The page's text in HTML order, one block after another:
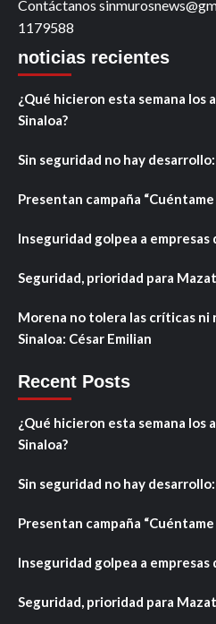
Contáctanos
1179588
noticias recientes
¿Qué hicieron esta semana los
Sinaloa?
Sin seguridad no hay
Presentan campaña
Inseguridad golpea a
Seguridad, prioridad para
Morena no tolera las críticas ni
Sinaloa: César Emilian
Recent Posts
¿Qué hicieron esta semana los
Sinaloa?
Sin seguridad no hay
Presentan campaña
Inseguridad golpea a
Seguridad, prioridad para